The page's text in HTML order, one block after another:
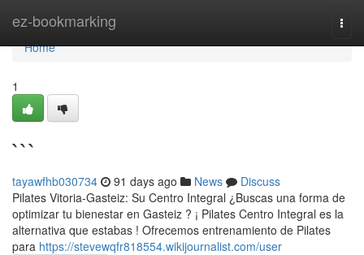
ez-bookmarking
Home
Home
1
```
tayawfhb030734 91 days ago News
Discuss
Pilates Vitoria-Gasteiz: Su Centro Integral ¿Buscas una forma de
optimizar tu bienestar en Gasteiz ? ¡ Pilates Centro Integral es la
alternativa que estabas ! Ofrecemos entrenamiento de Pilates
para https://stevewqfr818554.wikijournalist.com/user